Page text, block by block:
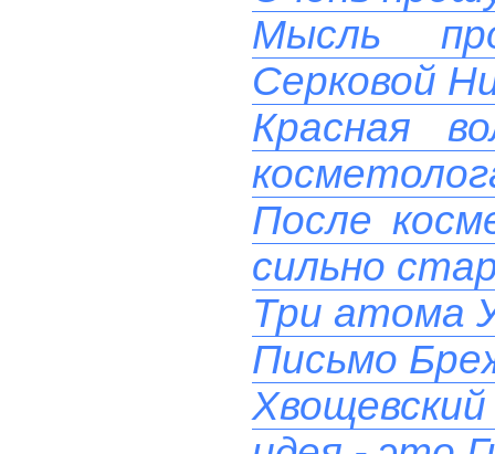
Мысль
Серковой
Красная
После
сильно
Три атома
Письмо